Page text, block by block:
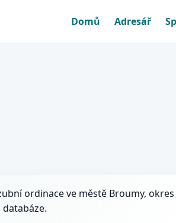
Domů Adresář
ordinace ve městě Broumy,